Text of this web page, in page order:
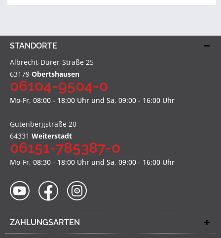
STANDORTE
Albrecht-Dürer-Straße 25
63179 Obertshausen
06104-9504-0
Mo-Fr, 08:00 - 18:00 Uhr und Sa, 09:00 - 16:00 Uhr
Gutenbergstraße 20
64331 Weiterstadt
06151-785387-0
Mo-Fr, 08:30 - 18:00 Uhr und Sa, 09:00 - 16:00 Uhr
ZAHLUNGSARTEN